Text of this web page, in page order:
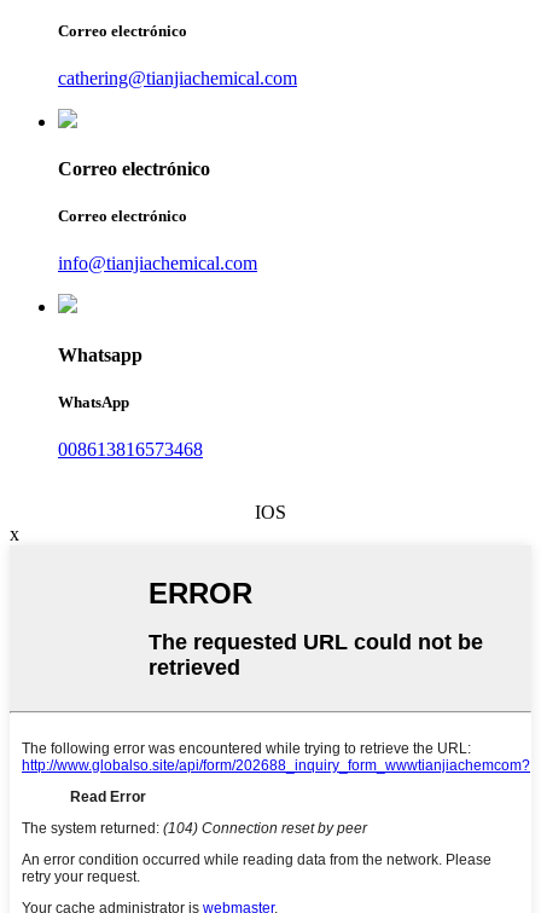
Correo electrónico
cathering@tianjiachemical.com
Correo electrónico
Correo electrónico
info@tianjiachemical.com
Whatsapp
WhatsApp
008613816573468
IOS
x